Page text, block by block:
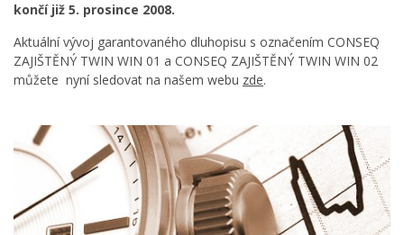
končí již 5. prosince 2008.
Aktuální vývoj garantovaného dluhopisu s označením CONSEQ
ZAJIŠTĚNÝ TWIN WIN 01 a CONSEQ ZAJIŠTĚNÝ TWIN WIN 02
můžete nyní sledovat na našem webu zde.